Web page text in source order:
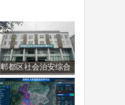
郫都区社会治安综合
治...